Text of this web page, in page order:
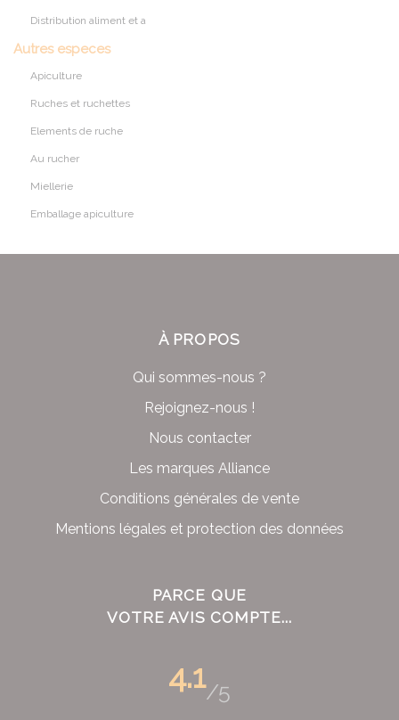
Distribution aliment et a
Autres especes
Apiculture
Ruches et ruchettes
Elements de ruche
Au rucher
Miellerie
Emballage apiculture
À PROPOS
Qui sommes-nous ?
Rejoignez-nous !
Nous contacter
Les marques Alliance
Conditions générales de vente
Mentions légales et protection des données
PARCE QUE
VOTRE AVIS COMPTE...
4.1/5